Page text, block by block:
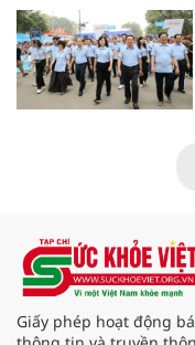
Giấy phép hoạt động